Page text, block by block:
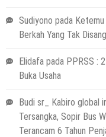
Sudiyono pada
Berkah Yang Tak
Elidafa pada PPRSS :
Buka Usaha
Budi sr_ Kabiro global
Tersangka, Sopir Bus
Terancam 6 Tahun